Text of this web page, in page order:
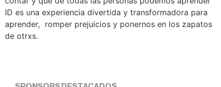
ID es una experiencia divertida y transformadora para
aprender, romper prejuicios y ponernos en los zapatos
de otrxs.